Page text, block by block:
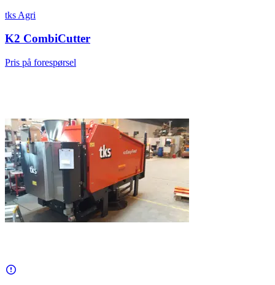
tks Agri
K2 CombiCutter
Pris på forespørsel